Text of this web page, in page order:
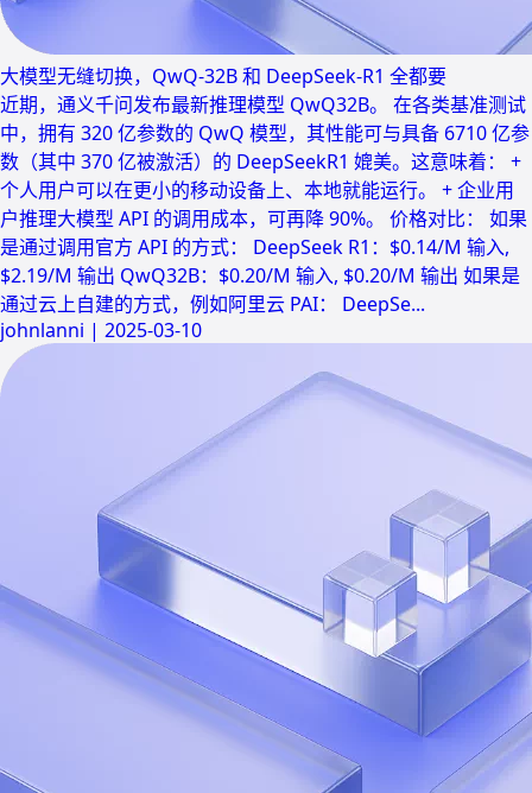
大模型无缝切换，QwQ-32B 和 DeepSeek-R1 全都要
近期，通义千问发布最新推理模型 QwQ32B。 在各类基准测试
中，拥有 320 亿参数的 QwQ 模型，其性能可与具备 6710 亿参
数（其中 370 亿被激活）的 DeepSeekR1 媲美。这意味着： +
个人用户可以在更小的移动设备上、本地就能运行。 + 企业用
户推理大模型 API 的调用成本，可再降 90%。 价格对比： 如果
是通过调用官方 API 的方式： DeepSeek R1：$0.14/M 输入,
$2.19/M 输出 QwQ32B：$0.20/M 输入, $0.20/M 输出 如果是
通过云上自建的方式，例如阿里云 PAI： DeepSe...
johnlanni | 2025-03-10